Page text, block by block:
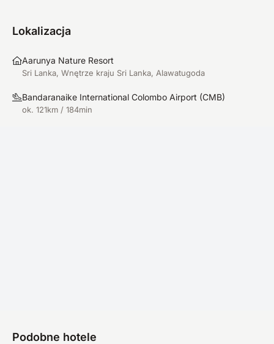
Lokalizacja
Aarunya Nature Resort
Sri Lanka, Wnętrze kraju Sri Lanka, Alawatugoda
Bandaranaike International Colombo Airport (CMB)
ok. 121km / 184min
Podobne hotele